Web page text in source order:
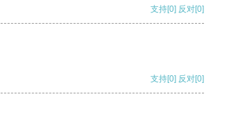
支持[0] 反对[0]
支持[0] 反对[0]